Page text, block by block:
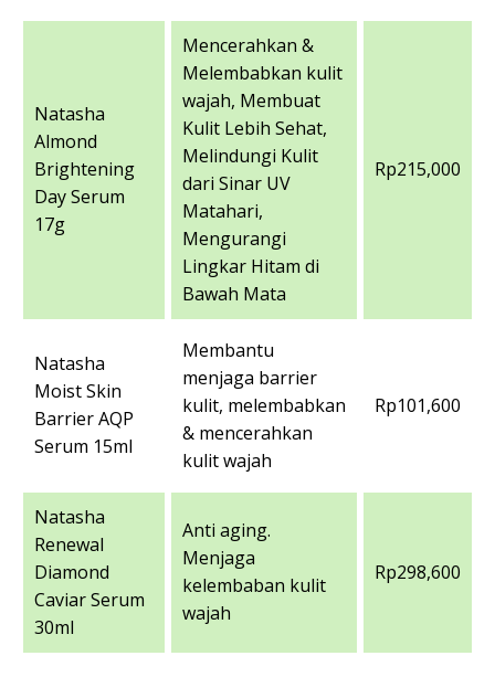
Natasha
Almond
Brightening
Day Serum
17g
Mencerahkan &
Melembabkan kulit
wajah, Membuat
Kulit Lebih Sehat,
Melindungi Kulit
dari Sinar UV
Matahari,
Mengurangi
Lingkar Hitam di
Bawah Mata
Rp215,000
Natasha
Moist Skin
Barrier AQP
Serum 15ml
Membantu
menjaga barrier
kulit, melembabkan
& mencerahkan
kulit wajah
Rp101,600
Natasha
Renewal
Diamond
Caviar Serum
30ml
Anti aging.
Menjaga
kelembaban kulit
wajah
Rp298,600